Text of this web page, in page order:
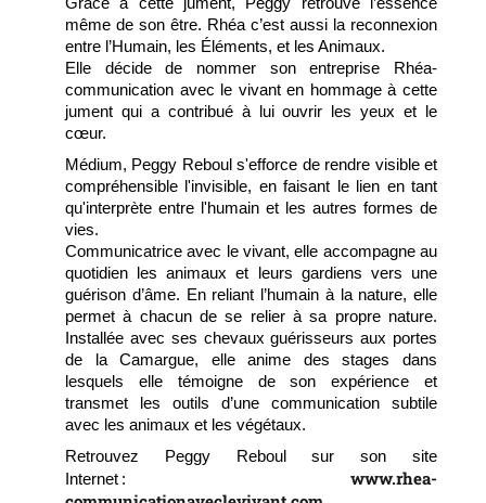
même de son être. Rhéa c’est aussi la reconnexion
entre l’Humain, les Éléments, et les Animaux.
Elle décide de nommer son entreprise Rhéa-
communication avec le vivant en hommage à cette
jument qui a contribué à lui ouvrir les yeux et le
cœur.
Médium, Peggy Reboul s'efforce de rendre visible et
compréhensible l'invisible, en faisant le lien en tant
qu'interprète entre l'humain et les autres formes de
vies.
Communicatrice avec le vivant, elle accompagne au
quotidien les animaux et leurs gardiens vers une
guérison d’âme. En reliant l’humain à la nature, elle
permet à chacun de se relier à sa propre nature.
Installée avec ses chevaux guérisseurs aux portes
de la Camargue, elle anime des stages dans
lesquels elle témoigne de son expérience et
transmet les outils d’une communication subtile
avec les animaux et les végétaux.
Retrouvez Peggy Reboul sur son site
Internet : www.rhea-